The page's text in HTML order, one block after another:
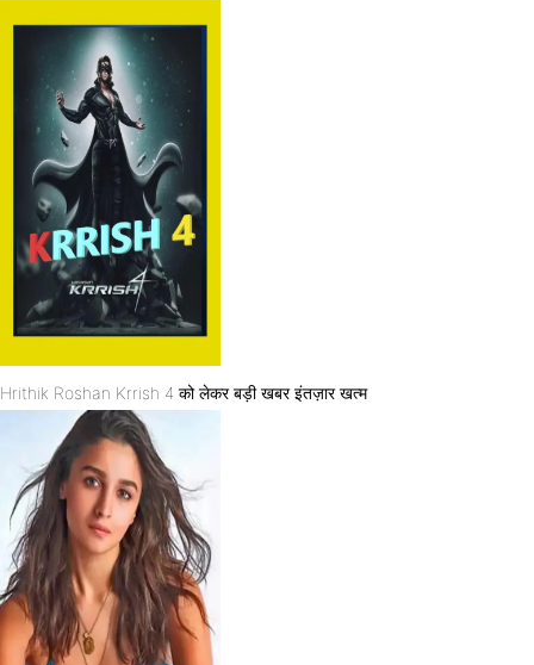
Hrithik Roshan Krrish 4 को लेकर बड़ी खबर इंतज़ार खत्म